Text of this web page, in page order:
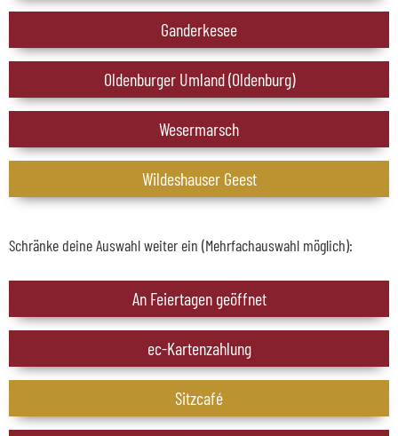
Ganderkesee
Oldenburger Umland (Oldenburg)
Wesermarsch
Wildeshauser Geest
Schränke deine Auswahl weiter ein (Mehrfachauswahl möglich):
An Feiertagen geöffnet
ec-Kartenzahlung
Sitzcafé